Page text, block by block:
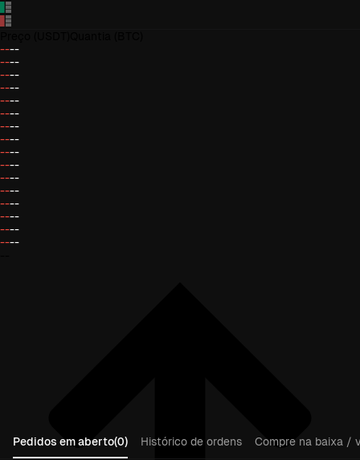
----
----
----
----
----
----
----
----
----
----
----
----
----
----
----
----
Pedidos em aberto(0) Histórico de ordens
Compre na baixa /